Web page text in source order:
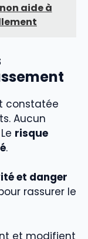
aide à
constatée
Aucun
risque
.
et danger
rassurer le
et modifient